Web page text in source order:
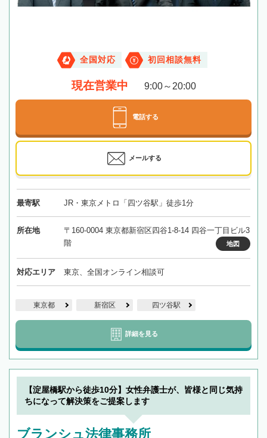
全国対応 初回相談無料
現在営業中 9:00～20:00
電話する
メールする
最寄駅 JR・東京メトロ「四ツ谷駅」徒歩1分
所在地
〒160-0004 東京都新宿区四谷1-8-14 四谷一丁目ビル3
階
地図
対応エリア 東京、全国オンライン相談可
東京都 新宿区 四ツ谷駅
詳細を見る
【淀屋橋駅から徒歩10分】女性弁護士が、皆様と同じ気持
ちになって解決策をご提案します
ブランシュ法律事務所